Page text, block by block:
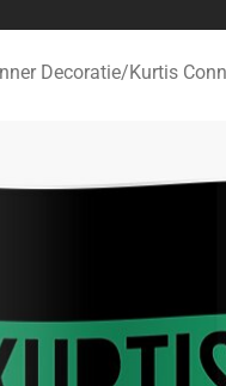
Decoratie/Kurtis